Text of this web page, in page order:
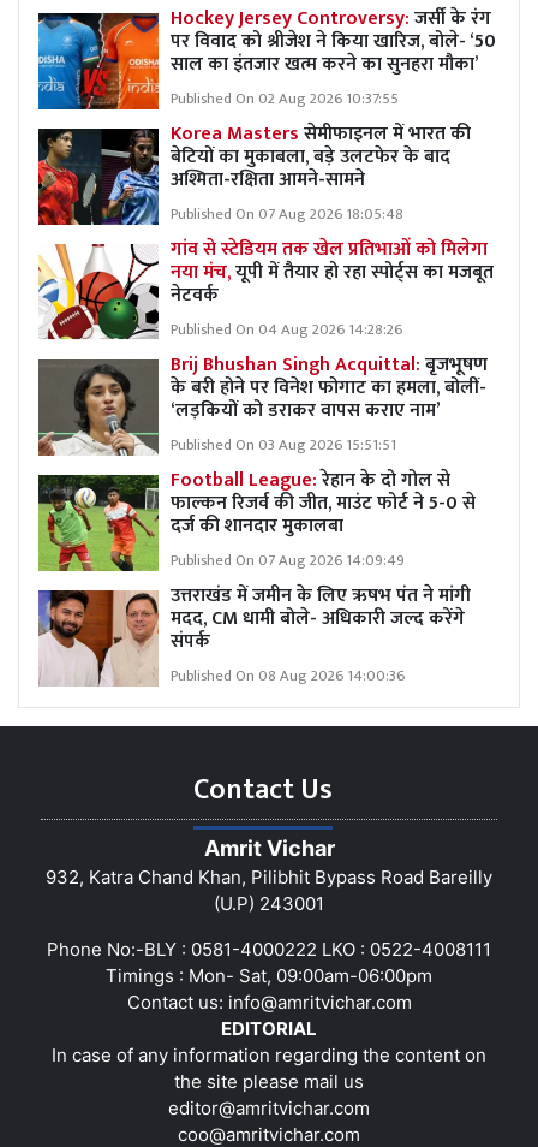
Hockey Jersey Controversy:जर्सी के रंग
पर विवाद को श्रीजेश ने किया खारिज, बोले- ‘50
साल का इंतजार खत्म करने का सुनहरा मौका’
Published On 02 Aug 2026 10:37:55
Korea Mastersसेमीफाइनल में भारत की
बेटियों का मुकाबला, बड़े उलटफेर के बाद
अश्मिता-रक्षिता आमने-सामने
Published On 07 Aug 2026 18:05:48
गांव से स्टेडियम तक खेल प्रतिभाओं को मिलेगा
नया मंच,यूपी में तैयार हो रहा स्पोर्ट्स का मजबूत
नेटवर्क
Published On 04 Aug 2026 14:28:26
Brij Bhushan Singh Acquittal:बृजभूषण
के बरी होने पर विनेश फोगाट का हमला, बोलीं-
‘लड़कियों को डराकर वापस कराए नाम’
Published On 03 Aug 2026 15:51:51
Football League:रेहान के दो गोल से
फाल्कन रिजर्व की जीत, माउंट फोर्ट ने 5-0 से
दर्ज की शानदार मुकालबा
Published On 07 Aug 2026 14:09:49
उत्तराखंड में जमीन के लिए ऋषभ पंत ने मांगी
मदद, CM धामी बोले- अधिकारी जल्द करेंगे
संपर्क
Published On 08 Aug 2026 14:00:36
Contact Us
Amrit Vichar
932, Katra Chand Khan, Pilibhit Bypass Road Bareilly
(U.P) 243001
Phone No:-BLY : 0581-4000222 LKO : 0522-4008111
Timings : Mon- Sat, 09:00am-06:00pm
Contact us: info@amritvichar.com
EDITORIAL
In case of any information regarding the content on
the site please mail us
editor@amritvichar.com
coo@amritvichar.com